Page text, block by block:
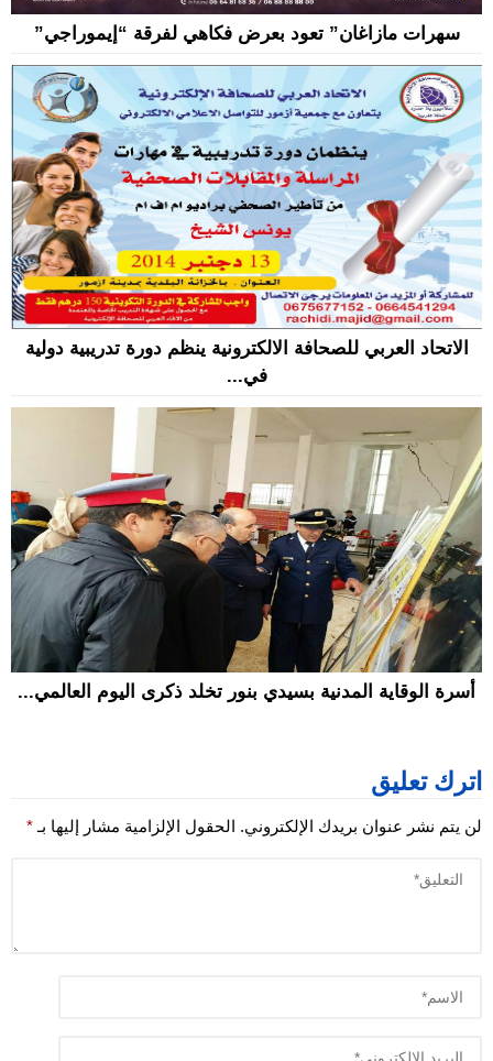
سهرات مازاغان” تعود بعرض فكاهي لفرقة “إيموراجي”
الاتحاد العربي للصحافة الالكترونية ينظم دورة تدريبية دولية
في...
أسرة الوقاية المدنية بسيدي بنور تخلد ذكرى اليوم العالمي...
اترك تعليق
لن يتم نشر عنوان بريدك الإلكتروني. الحقول الإلزامية مشار إليها بـ *